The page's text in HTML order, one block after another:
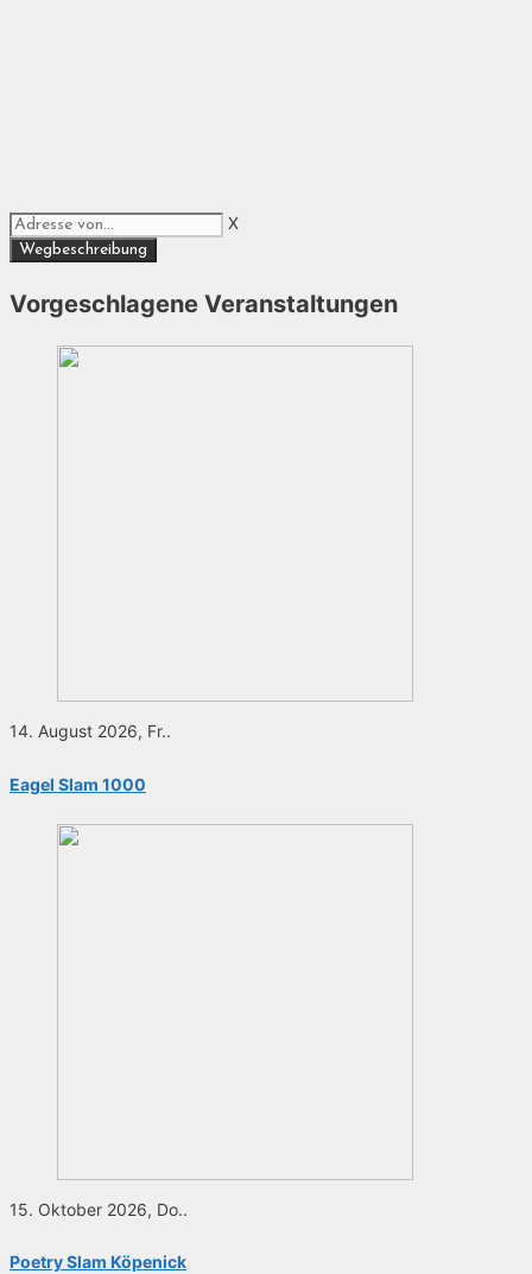
X
Vorgeschlagene Veranstaltungen
14. August 2026, Fr..
Eagel Slam 1000
15. Oktober 2026, Do..
Poetry Slam Köpenick